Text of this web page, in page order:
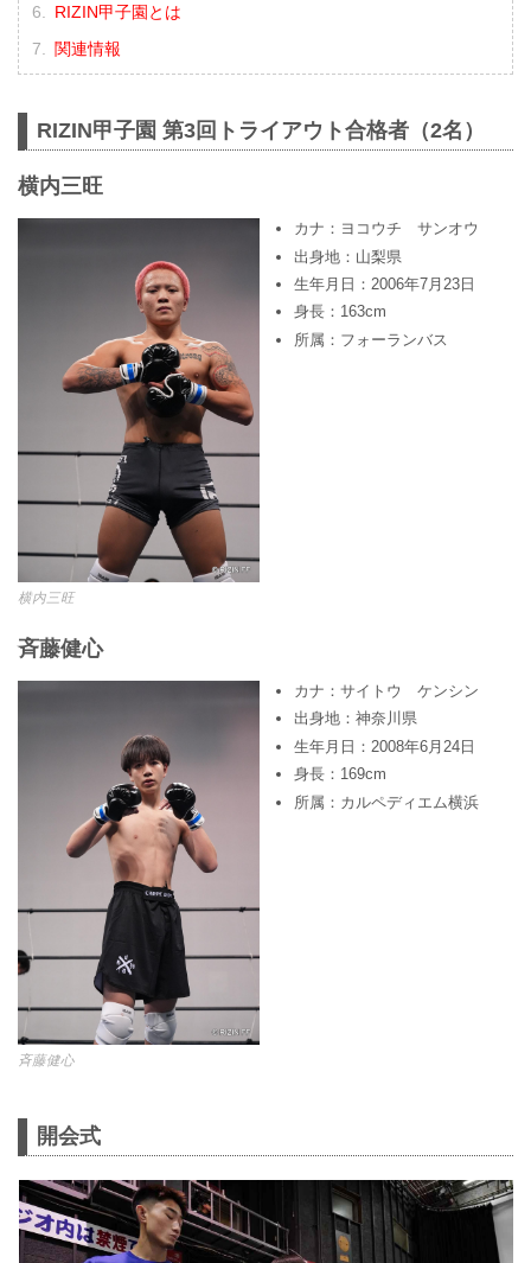
RIZIN甲子園とは
関連情報
RIZIN甲子園 第3回トライアウト合格者（2名）
横内三旺
横内三旺
カナ：ヨコウチ サンオウ
出身地：山梨県
生年月日：2006年7月23日
身長：163cm
所属：フォーランバス
⻫藤健心
⻫藤健心
カナ：サイトウ ケンシン
出身地：神奈川県
生年月日：2008年6月24日
身長：169cm
所属：カルペディエム横浜
開会式